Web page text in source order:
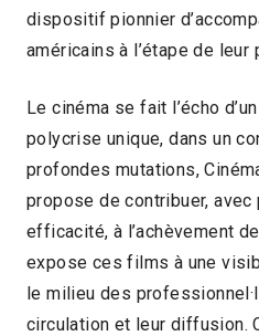
dispositif pionnier
américains à l’étape de
Le cinéma se fait l’écho
polycrise unique, dans un
profondes mutations,
propose de contribuer,
efficacité, à l’achèvement
expose ces films à une
le milieu des
circulation et leur diffusion.